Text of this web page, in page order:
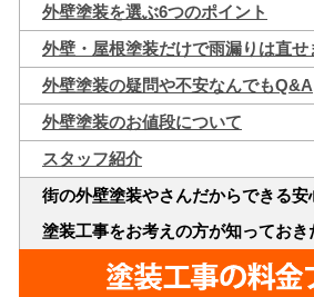
外壁塗装を選ぶ6つのポイント
外壁・屋根塗装だけで雨漏りは直せ
外壁塗装の疑問や不安なんでもQ&A
外壁塗装のお値段について
スタッフ紹介
街の外壁塗装やさんだからできる安
塗装工事をお考えの方が知っておき